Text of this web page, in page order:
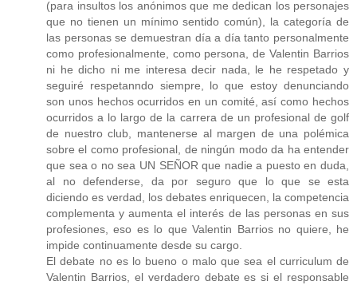
(para insultos los anónimos que me dedican los personajes
que no tienen un mínimo sentido común), la categoría de
las personas se demuestran día a día tanto personalmente
como profesionalmente, como persona, de Valentin Barrios
ni he dicho ni me interesa decir nada, le he respetado y
seguiré respetanndo siempre, lo que estoy denunciando
son unos hechos ocurridos en un comité, así como hechos
ocurridos a lo largo de la carrera de un profesional de golf
de nuestro club, mantenerse al margen de una polémica
sobre el como profesional, de ningún modo da ha entender
que sea o no sea UN SEÑOR que nadie a puesto en duda,
al no defenderse, da por seguro que lo que se esta
diciendo es verdad, los debates enriquecen, la competencia
complementa y aumenta el interés de las personas en sus
profesiones, eso es lo que Valentin Barrios no quiere, he
impide continuamente desde su cargo.
El debate no es lo bueno o malo que sea el curriculum de
Valentin Barrios, el verdadero debate es si el responsable